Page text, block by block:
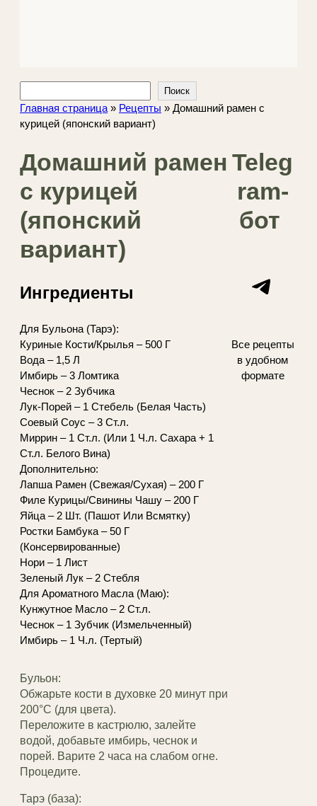
Поиск
Главная страница » Рецепты » Домашний рамен с
курицей (японский вариант)
Домашний рамен
с курицей
(японский
вариант)
Ингредиенты
Для Бульона (Тарэ):
Куриные Кости/Крылья – 500 Г
Вода – 1,5 Л
Имбирь – 3 Ломтика
Чеснок – 2 Зубчика
Лук-Порей – 1 Стебель (Белая Часть)
Соевый Соус – 3 Ст.л.
Миррин – 1 Ст.л. (Или 1 Ч.л. Сахара + 1
Ст.л. Белого Вина)
Дополнительно:
Лапша Рамен (Свежая/Сухая) – 200 Г
Филе Курицы/Свинины Чашу – 200 Г
Яйца – 2 Шт. (Пашот Или Всмятку)
Ростки Бамбука – 50 Г
(Консервированные)
Нори – 1 Лист
Зеленый Лук – 2 Стебля
Для Ароматного Масла (Маю):
Кунжутное Масло – 2 Ст.л.
Чеснок – 1 Зубчик (Измельченный)
Имбирь – 1 Ч.л. (Тертый)
Бульон:
Обжарьте кости в духовке 20 минут при
200°C (для цвета).
Переложите в кастрюлю, залейте
водой, добавьте имбирь, чеснок и
порей. Варите 2 часа на слабом огне.
Процедите.
Тарэ (база):
Teleg
ram-
бот
Telegram
Все рецепты
в удобном
формате